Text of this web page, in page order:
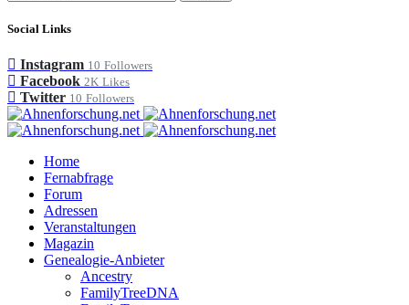
Social Links
Instagram 10 Followers
Facebook 2K Likes
Twitter 10 Followers
Home
Fernabfrage
Forum
Adressen
Veranstaltungen
Magazin
Genealogie-Anbieter
Ancestry
FamilyTreeDNA